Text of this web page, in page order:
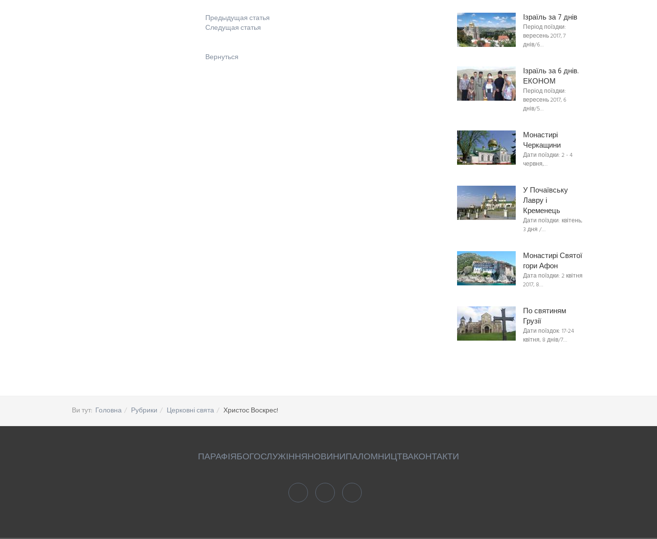
Предыдущая статья
Следущая статья
Вернуться
Ізраїль за 7 днів
Період поїздки:
вересень 2017, 7
днів/6…
Ізраїль за 6 днів.
ЕКОНОМ
Період поїздки:
вересень 2017, 6
днів/5…
Монастирі
Черкащини
Дати поїздки: 2 - 4
червня,…
У Почаївську
Лавру і
Кременець
Дати поїздки: квітень,
3 дня /…
Монастирі Святої
гори Афон
Дата поїздки: 2 квітня
2017, 8…
По святиням
Грузії
Дати поїздок: 17-24
квітня, 8 днів/7…
Ви тут: Головна Рубрики Церковні свята Христос Воскрес!
ПАРАФІЯБОГОСЛУЖІННЯНОВИНИПАЛОМНИЦТВАКОНТАКТИ